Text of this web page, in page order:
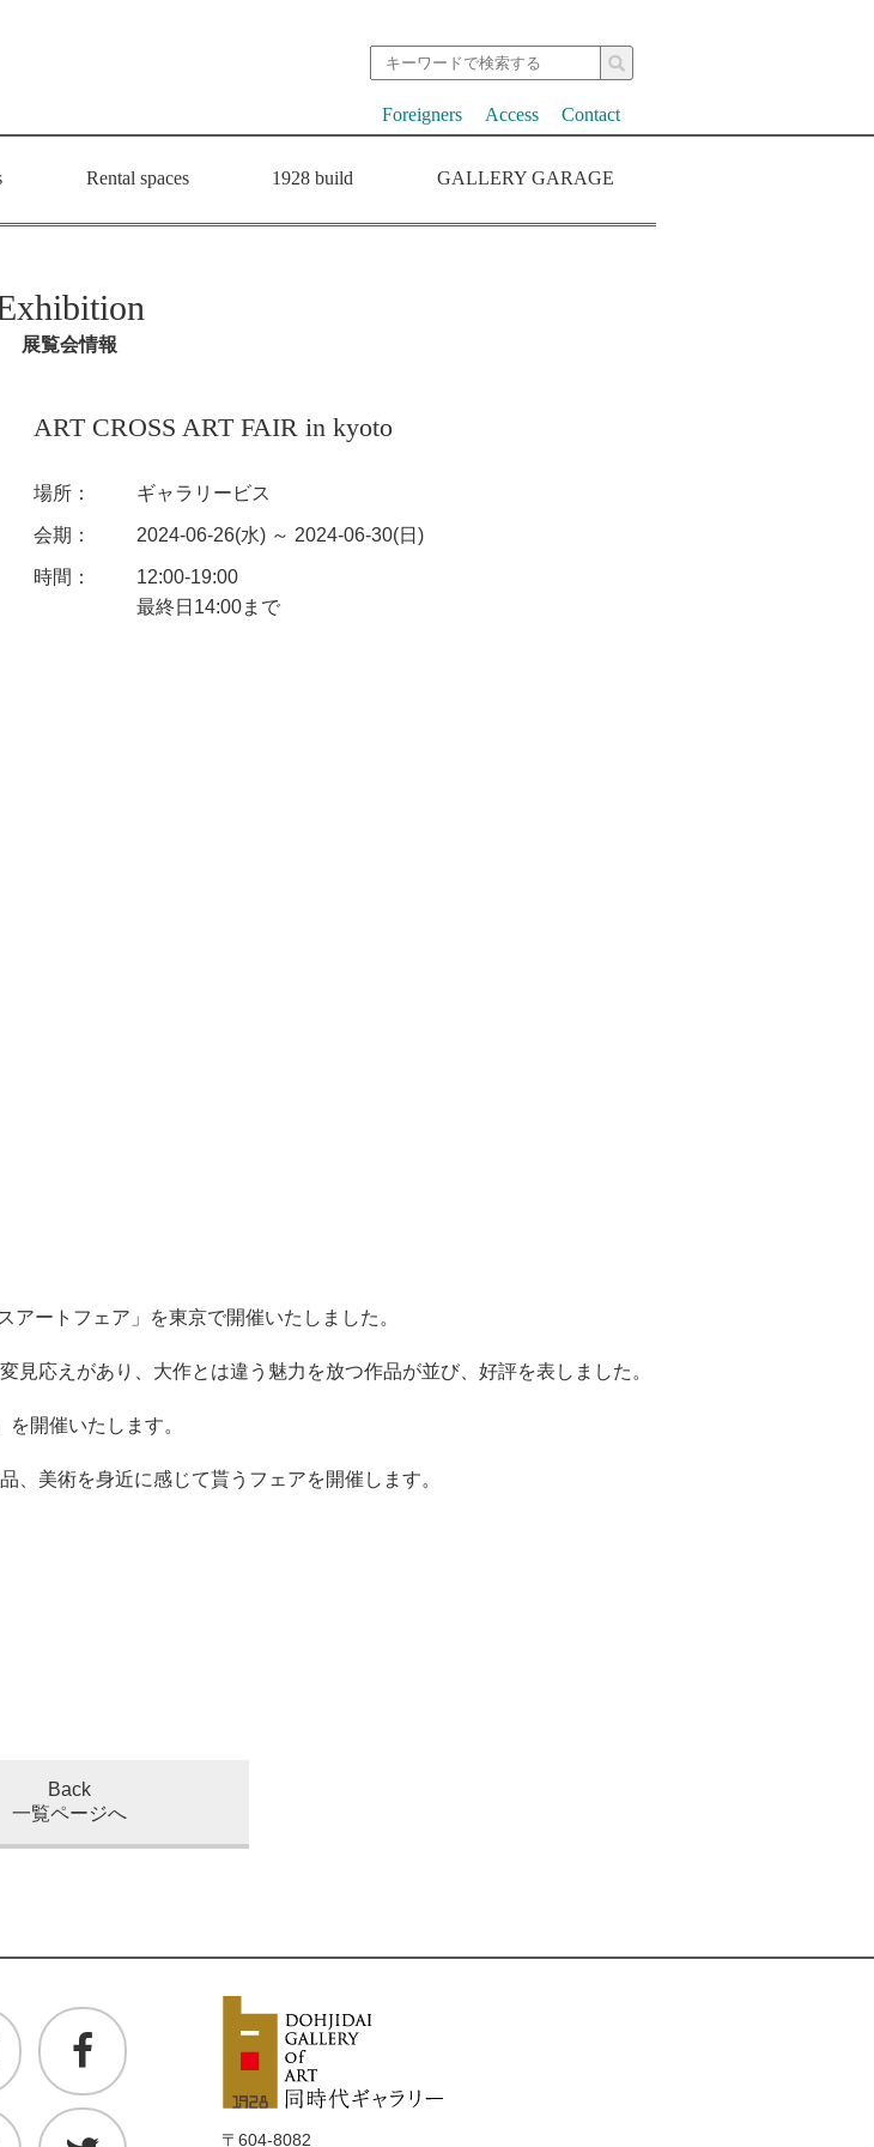
Foreigners Access Contact
Rental spaces 1928 build GALLERY GARAGE
展覧会情報
ART CROSS ART FAIR in kyoto
場所： ギャラリービス
会期： 2024-06-26(水) ～ 2024-06-30(日)
時間：
12:00-19:00
最終日14:00まで
ートフェア」を東京で開催いたしました。
応えがあり、大作とは違う魅力を放つ作品が並び、好評を表しました。
開催いたします。
、美術を身近に感じて貰うフェアを開催します。
Back
一覧ページへ
〒604-8082